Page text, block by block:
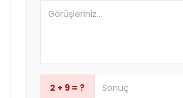
2 + 9 = ?